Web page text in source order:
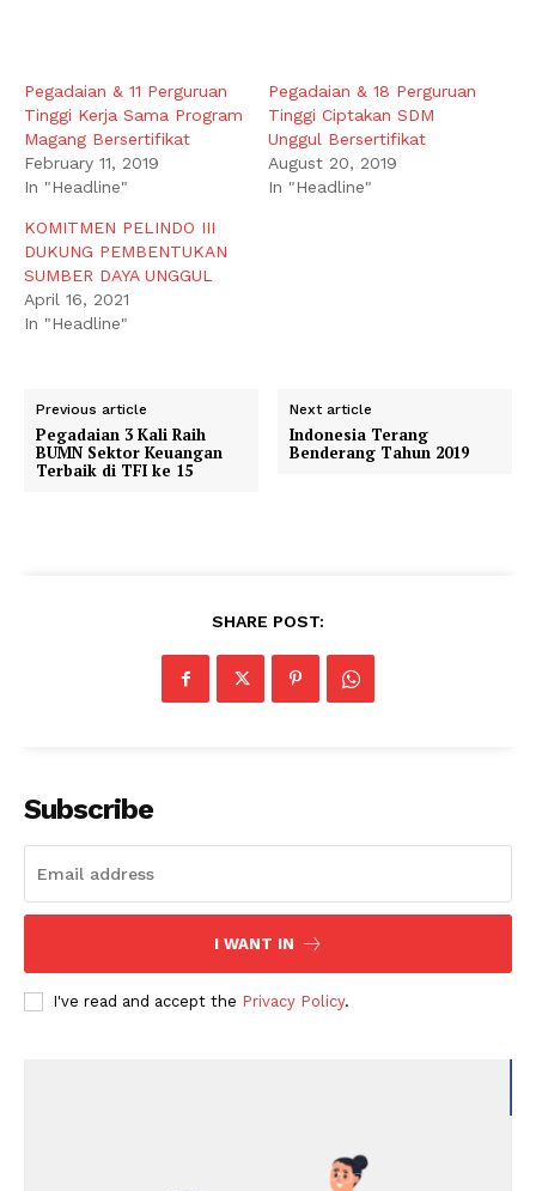
Pegadaian & 11 Perguruan
Tinggi Kerja Sama Program
Magang Bersertifikat
February 11, 2019
In "Headline"
Pegadaian & 18 Perguruan
Tinggi Ciptakan SDM
Unggul Bersertifikat
August 20, 2019
In "Headline"
KOMITMEN PELINDO III
DUKUNG PEMBENTUKAN
SUMBER DAYA UNGGUL
April 16, 2021
In "Headline"
Previous article
Pegadaian 3 Kali Raih
BUMN Sektor Keuangan
Terbaik di TFI ke 15
Next article
Indonesia Terang
Benderang Tahun 2019
SHARE POST:
Subscribe
I WANT IN
I've read and accept the Privacy Policy.